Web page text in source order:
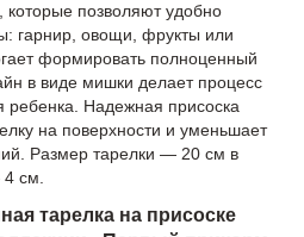
которые позволяют удобно
гарнир, овощи, фрукты или
формировать полноценный
в виде мишки делает процесс
ребенка. Надежная присоска
на поверхности и уменьшает
Размер тарелки — 20 см в
4 см.
тарелка на присоске